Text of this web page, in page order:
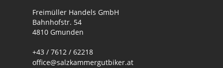
Freimüller Handels GmbH
Bahnhofstr. 54
4810 Gmunden
+43 / 7612 / 62218
office@salzkammergutbiker.at